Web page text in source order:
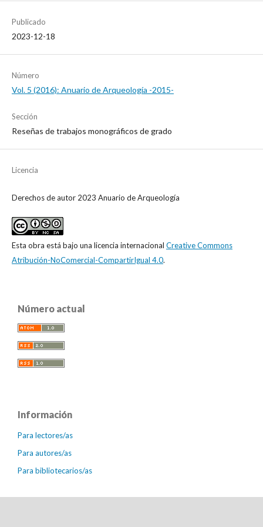
Publicado
2023-12-18
Número
Vol. 5 (2016): Anuario de Arqueología -2015-
Sección
Reseñas de trabajos monográficos de grado
Licencia
Derechos de autor 2023 Anuario de Arqueología
Esta obra está bajo una licencia internacional Creative Commons
Atribución-NoComercial-CompartirIgual 4.0.
Número actual
Información
Para lectores/as
Para autores/as
Para bibliotecarios/as